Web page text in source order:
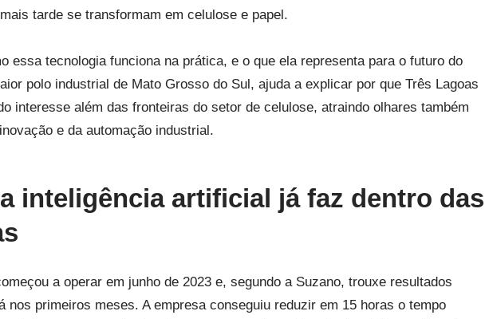
tarde se transformam em celulose e papel.
essa tecnologia funciona na prática, e o que ela representa para o futuro do
polo industrial de Mato Grosso do Sul, ajuda a explicar por que Três Lagoas
interesse além das fronteiras do setor de celulose, atraindo olhares também
e da automação industrial.
inteligência artificial já faz dentro das
a operar em junho de 2023 e, segundo a Suzano, trouxe resultados
nos primeiros meses. A empresa conseguiu reduzir em 15 horas o tempo